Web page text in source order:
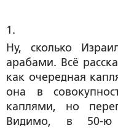
1.
Ну, сколько
арабами. Всё
как очередная
она в
каплями, но
Видимо, в 50-ю